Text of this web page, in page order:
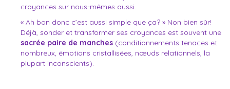
croyances sur nous-mêmes aussi.
« Ah bon donc c’est aussi simple que ça? » Non bien sûr!
Déjà, sonder et transformer ses croyances est souvent une
sacrée paire de manches(conditionnements tenaces et
nombreux, émotions cristallisées, nœuds relationnels, la
plupart inconscients).
.